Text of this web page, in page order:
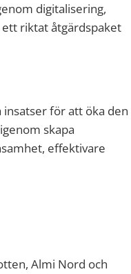
digitalisering,
riktat åtgärdspaket
för att öka den
skapa
effektivare
Almi Nord och